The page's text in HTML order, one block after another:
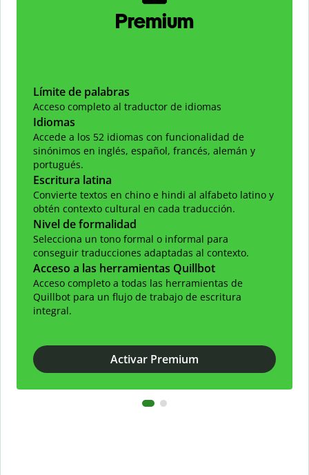
Premium
Límite de palabras
Acceso completo al traductor de idiomas
Idiomas
Accede a los 52 idiomas con funcionalidad de
sinónimos en inglés, español, francés, alemán y
portugués.
Escritura latina
Convierte textos en chino e hindi al alfabeto latino y
obtén contexto cultural en cada traducción.
Nivel de formalidad
Selecciona un tono formal o informal para
conseguir traducciones adaptadas al contexto.
Acceso a las herramientas Quillbot
Acceso completo a todas las herramientas de
Quillbot para un flujo de trabajo de escritura
integral.
Activar Premium